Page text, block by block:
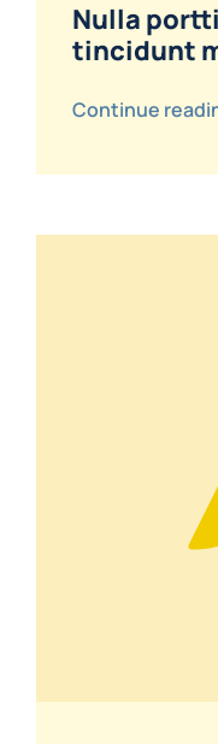
Nulla
tincidunt
Continue